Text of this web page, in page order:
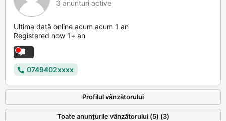
3 anunturi active
Ultima dată online acum acum 1 an
Registered now 1+ an
0749402xxxx
Profilul vânzătorului
Toate anunțurile vânzătorului (5) (3)